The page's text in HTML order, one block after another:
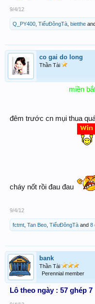
9/4/12
Q_PY400 TiểuĐôngTà bietthe and
co gai do long
Thần Tài
miền
đêm trước cn mụi thua
cháy nốt rồi đau đau
9/4/12
fctmt Tan Beo TiểuĐôngTà and 8
bank
Thần Tài
Perennial member
Lô theo ngày : 57 ghép 7